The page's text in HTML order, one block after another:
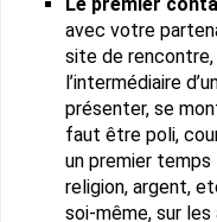
avec votre
site de rencontre,
l’intermédiaire
présenter, se
faut être poli,
un premier
religion, argent,
soi-même, sur les